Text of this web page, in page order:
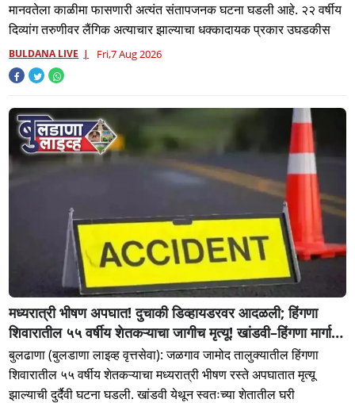
मानवतेला काळीमा फासणारी अत्यंत संतापजनक घटना घडली आहे. २२ वर्षीय
दिव्यांग तरुणीवर लैंगिक अत्याचार झाल्याचा धक्कादायक प्रकार उघडकीस
BULDANA LIVE Fri,7 Aug 2026
मध्यरात्री भीषण अपघात! दुचाकी डिव्हायडरवर आदळली; हिंगणा
शिवारातील ५५ वर्षीय शेतकऱ्याचा जागीच मृत्यू! खांडवी–हिंगणा मार्गावर
काळाचा घाला; रात्री घरी परतताना घडली दुर्दैवी घटना
बुलढाणा (बुलडाणा लाइव्ह वृत्तसेवा): जळगाव जामोद तालुक्यातील हिंगणा
शिवारातील ५५ वर्षीय शेतकऱ्याचा मध्यरात्री भीषण रस्ते अपघातात मृत्यू
झाल्याची दुर्दैवी घटना घडली. खांडवी येथून स्वतःच्या शेतातील घरी